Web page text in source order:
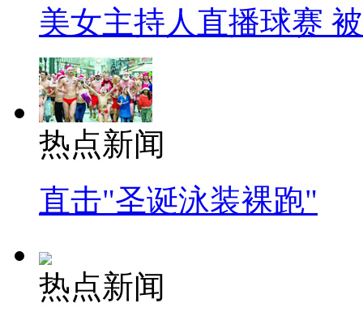
美女主持人直播球赛
热点新闻
直击"圣诞泳装裸跑"
热点新闻